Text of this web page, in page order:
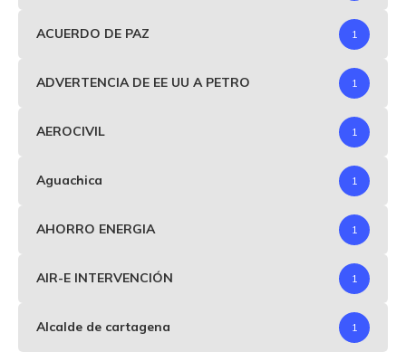
ACUERDO DE PAZ 1
ADVERTENCIA DE EE UU A PETRO 1
AEROCIVIL 1
Aguachica 1
AHORRO ENERGIA 1
AIR-E INTERVENCIÓN 1
Alcalde de cartagena 1